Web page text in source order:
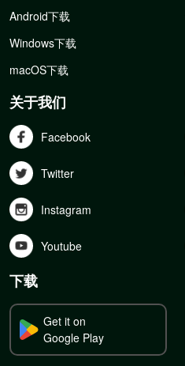
Android下载
Windows下载
macOS下载
关于我们
Facebook
Twitter
Instagram
Youtube
下载
Get it on
Google Play